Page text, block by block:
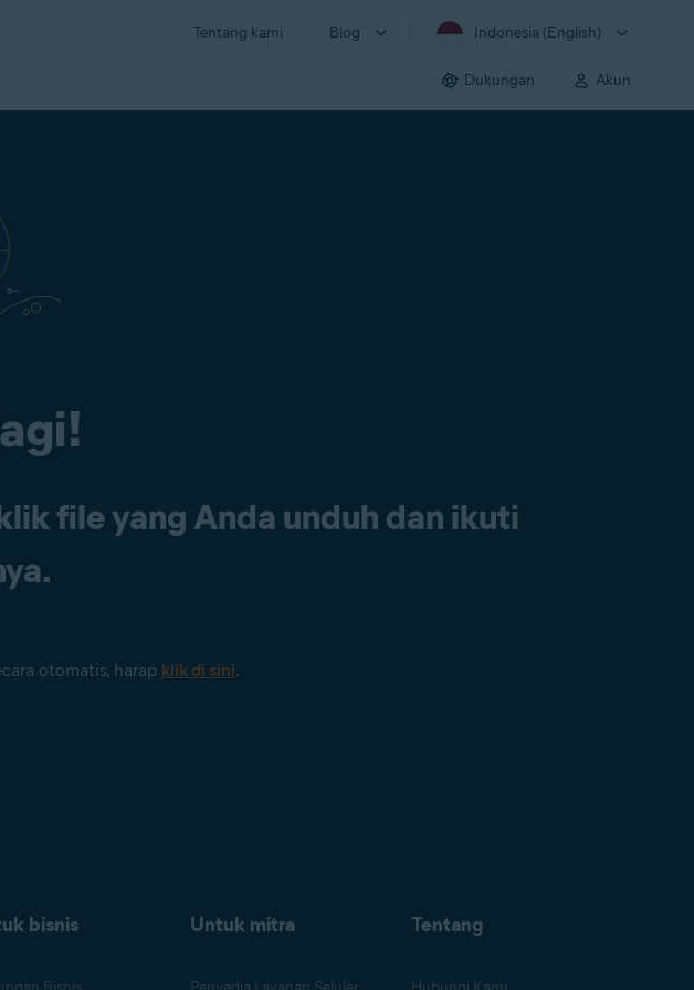
Tentang kami Blog Indonesia (English)
Dukungan Akun
file yang Anda unduh dan ikuti
otomatis, harap klik di sini.
bisnis Untuk mitra Tentang